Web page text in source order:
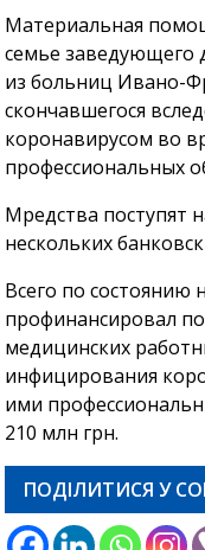
Материальная
семье заведующего
из больниц Ивано-
скончавшегося
коронавирусом во
профессиональных
Мредства поступят
нескольких
Всего по состоянию
профинансировал
медицинских
инфицирования
ими
210 млн грн.
ПОДІЛИТИСЯ У